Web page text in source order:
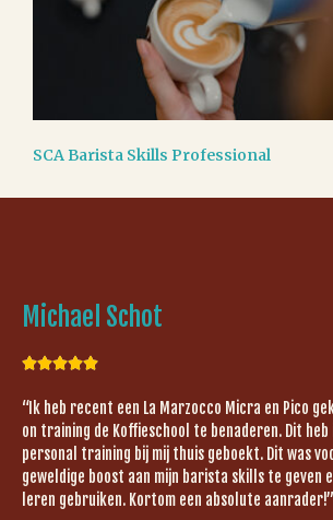
SCA Barista Skills Professional
Michael Schot

“Ik heb recent een La Marzocco Micra en Pico
on training de Koffieschool te benaderen. Dit heb
personal training bij mij thuis geboekt. Dit was
geweldige boost aan mijn barista skills te geven
leren gebruiken. Kortom een absolute aanrader!”